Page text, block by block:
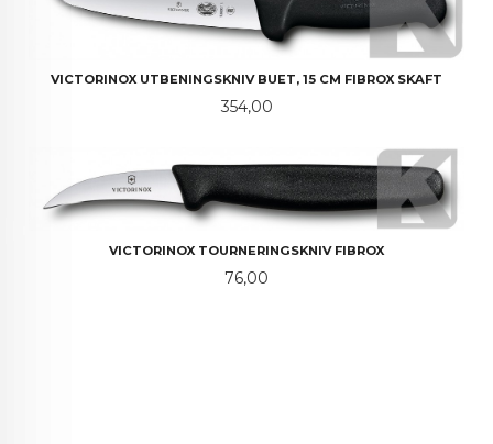
VICTORINOX UTBENINGSKNIV BUET, 15 CM FIBROX SKAFT
Pris
354,00
VICTORINOX TOURNERINGSKNIV FIBROX
Pris
76,00